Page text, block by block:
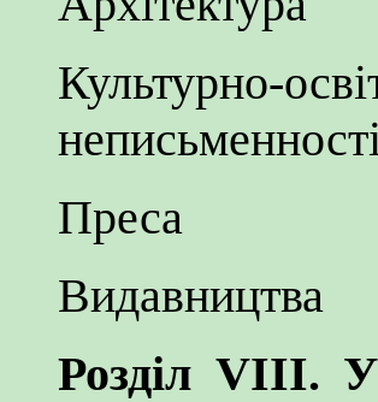
Культурно-
Преса
Видавництва
Розділ VIII.